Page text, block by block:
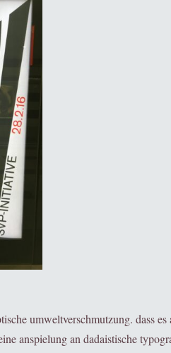
umweltverschmutzung. dass es
anspielung an dadaistische